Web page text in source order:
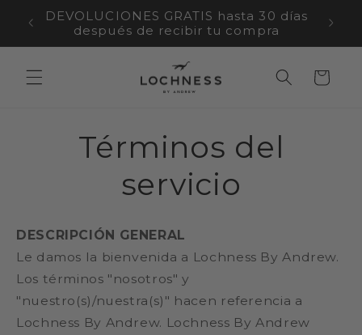
directamente
al contenido
DEVOLUCIONES GRATIS hasta 30 días
después de recibir tu compra
Carrito
Términos del
servicio
DESCRIPCIÓN GENERAL
Le damos la bienvenida a Lochness By Andrew.
Los términos "nosotros" y
"nuestro(s)/nuestra(s)" hacen referencia a
Lochness By Andrew. Lochness By Andrew